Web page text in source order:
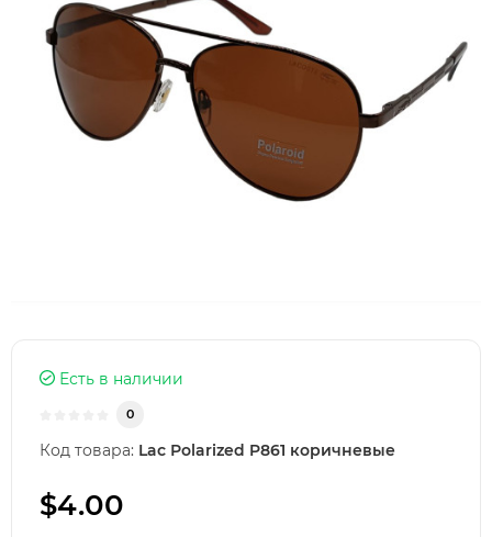
Есть в наличии
0
Код товара: Lac Рolarized P861 коричневые
$4.00